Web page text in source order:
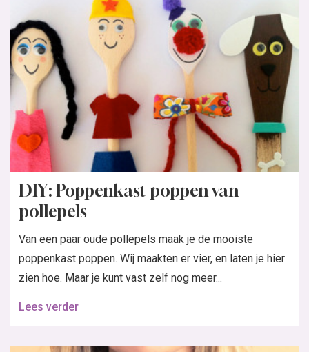
DIY: Poppenkast poppen van
pollepels
Van een paar oude pollepels maak je de mooiste
poppenkast poppen. Wij maakten er vier, en laten je hier
zien hoe. Maar je kunt vast zelf nog meer...
Lees verder